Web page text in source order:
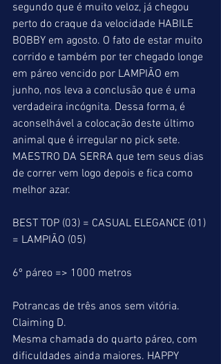
segundo que é muito veloz, já chegou
perto do craque da velocidade HABILE
BOBBY em agosto. O fato de estar muito
corrido e também por ter chegado longe
em páreo vencido por LAMPIÃO em
junho, nos leva a conclusão que é uma
verdadeira incógnita. Dessa forma, é
aconselhável a colocação deste último
animal que é irregular no pick sete.
MAESTRO DA SERRA que tem seus dias
de correr vem logo depois e fica como
melhor azar.
BEST TOP (03) = CASUAL ELEGANCE (01)
= LAMPIÃO (05)
6º páreo => 1000 metros
Potrancas de três anos sem vitória.
Claiming D.
Mesma chamada do quarto páreo, com
dificuldades ainda maiores. HAPPY